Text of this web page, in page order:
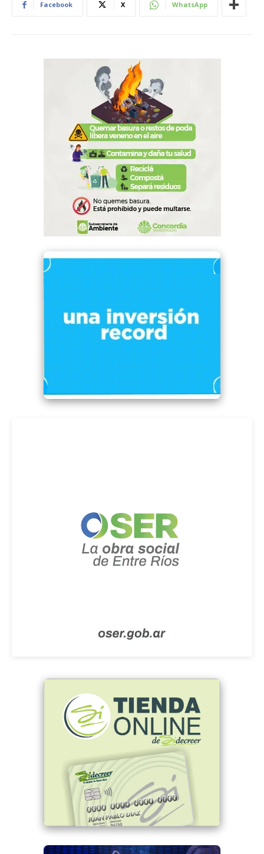
Facebook X WhatsApp